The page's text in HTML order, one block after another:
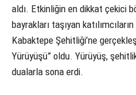
aldı. Etkinliğin en dikkat çekici
bayrakları taşıyan
Kabaktepe Şehitliği’ne
Yürüyüşü” oldu. Yürüyüş,
dualarla sona erdi.